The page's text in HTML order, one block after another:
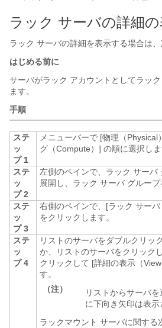
ラック サーバの詳細の
ラック サーバの詳細を表示する場合は、
はじめる前に
サーバがラック アカウントとしてラッ
ます。
手順
ステ
ッ
プ 1
メニューバーで [物理（Physical
グ（Compute）] の順に選択しま
ステ
ッ
プ 2
左側のペインで、ラック サーバ
展開し、ラック サーバ グループ
ステ
ッ
プ 3
右側のペインで、[ラック サー
をクリックします。
ステ
ッ
プ 4
リストのサーバをダブルクリッ
か、リストのサーバをクリック
クリックして [詳細の表示（
す。
（注）
リストからサーバ
に下向き矢印は表示
ラックマウント サーバに関する